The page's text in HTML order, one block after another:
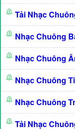
Tải Nhạc
Nhạc Chuông
Nhạc Chuông
Nhạc Chuông
Nhạc Chuông
Tải Nhạc